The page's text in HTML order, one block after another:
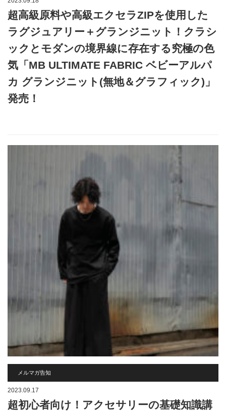
超高級原料や高級エクセラZIPを使用した
ラグジュアリー＋グランジニット！クラシ
ックとモダンの境界線に存在する究極の色
気「MB ULTIMATE FABRIC ベビーアルパ
カ グランジニット(無地＆グラフィック)」
発売！
メルマガ告知
2023.09.17
超初心者向け！アクセサリーの基礎知識講